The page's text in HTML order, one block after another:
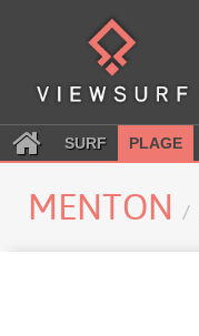
SURF PLAGE
MENTON